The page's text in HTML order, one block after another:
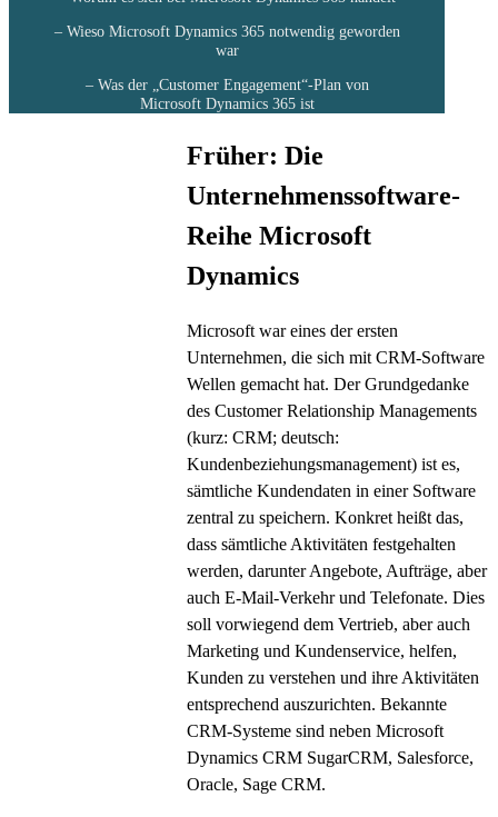
– Wieso Microsoft Dynamics 365 notwendig geworden
war
– Was der „Customer Engagement“-Plan von
Microsoft Dynamics 365 ist
Früher: Die
Unternehmenssoftware-
Reihe Microsoft
Dynamics
Microsoft war eines der ersten
Unternehmen, die sich mit CRM-Software
Wellen gemacht hat. Der Grundgedanke
des Customer Relationship Managements
(kurz: CRM; deutsch:
Kundenbeziehungsmanagement) ist es,
sämtliche Kundendaten in einer Software
zentral zu speichern. Konkret heißt das,
dass sämtliche Aktivitäten festgehalten
werden, darunter Angebote, Aufträge, aber
auch E-Mail-Verkehr und Telefonate. Dies
soll vorwiegend dem Vertrieb, aber auch
Marketing und Kundenservice, helfen,
Kunden zu verstehen und ihre Aktivitäten
entsprechend auszurichten. Bekannte
CRM-Systeme sind neben Microsoft
Dynamics CRM SugarCRM, Salesforce,
Oracle, Sage CRM.